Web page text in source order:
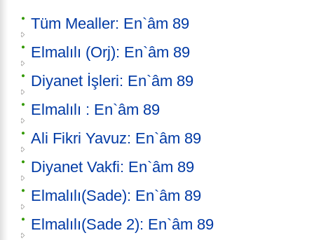
Tüm Mealler: En`âm 89
Elmalılı (Orj): En`âm 89
Diyanet İşleri: En`âm 89
Elmalılı : En`âm 89
Ali Fikri Yavuz: En`âm 89
Diyanet Vakfi: En`âm 89
Elmalılı(Sade): En`âm 89
Elmalılı(Sade 2): En`âm 89